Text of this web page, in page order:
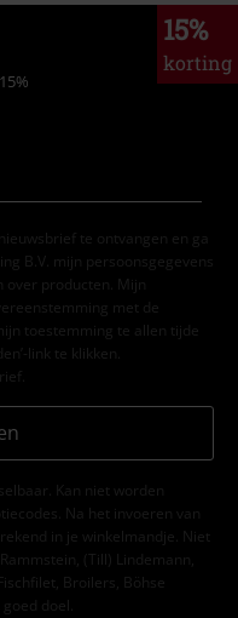
15%
korting
te ontvangen en ga
B.V. mijn persoonsgegevens
producten. Mijn
met de
toestemming te allen tijde
link te klikken.
Kan niet worden
Na het invoeren van
in je winkelmandje. Niet
(Till) Lindemann,
Broilers, Böhse
doel.